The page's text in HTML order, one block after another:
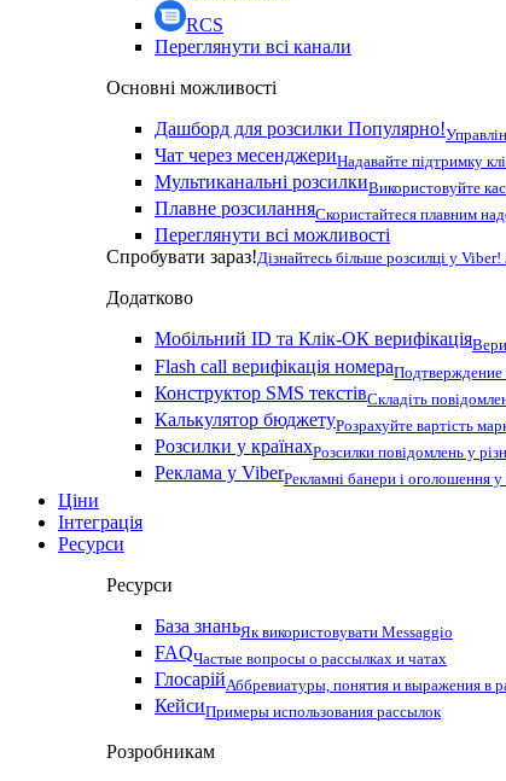
RCS
Переглянути всі канали
Основні можливості
Дашборд для розсилки Популярно!
Чат через месенджериНадавайте підтримку
Мультиканальні розсилкиВикористовуйте
Плавне розсиланняСкористайтеся плавним
Переглянути всі можливості
Спробувати зараз!Дізнайтесь більше розсилці у
Додатково
Мобільний ID та Клік-ОК верифікація
Flash call верифікація номераПодтверждение
Конструктор SMS текстівСкладіть
Калькулятор бюджетуРозрахуйте вартість
Розсилки у країнахРозсилки повідомлень у
Реклама у ViberРекламні банери і оголошення
Ціни
Інтеграція
Ресурси
Ресурси
База знаньЯк використовувати Messaggio
FAQЧастые вопросы о рассылках и чатах
ГлосарійАббревиатуры, понятия и выражения в
КейсиПримеры использования рассылок
Розробникам